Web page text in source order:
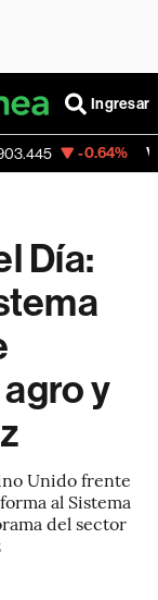
Ingresar
-0.64% Visa 368.54
Día:
y
Unido frente
al Sistema
del sector